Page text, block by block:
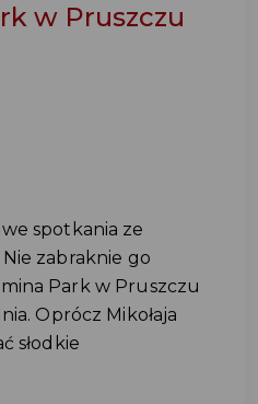
w Pruszczu
spotkania ze
zabraknie go
Park w Pruszczu
Oprócz Mikołaja
słodkie